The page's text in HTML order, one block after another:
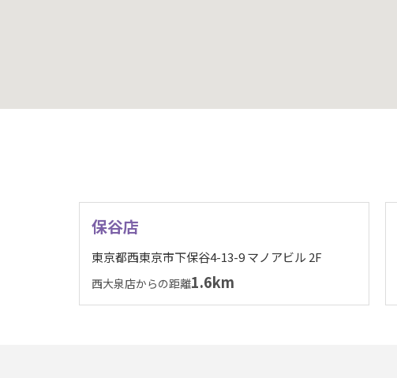
保谷店
東京都西東京市下保谷4-13-9 マノアビル 2F
西大泉店からの距離1.6km